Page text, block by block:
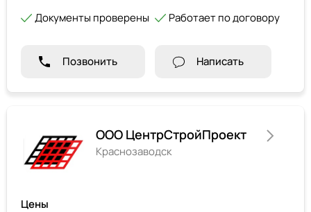
Документы проверены Работает по договору
Позвонить Написать
ООО ЦентрСтройПроект
Краснозаводск
Цены